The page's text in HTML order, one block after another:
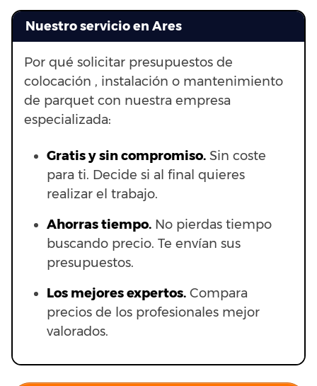
Nuestro servicio en Ares
Por qué solicitar presupuestos de
colocación , instalación o mantenimiento
de parquet con nuestra empresa
especializada:
Gratis y sin compromiso. Sin coste
para ti. Decide si al final quieres
realizar el trabajo.
Ahorras tiempo. No pierdas tiempo
buscando precio. Te envían sus
presupuestos.
Los mejores expertos. Compara
precios de los profesionales mejor
valorados.